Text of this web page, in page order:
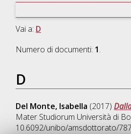
Vai a: D
Numero di documenti: 1.
D
Del Monte, Isabella (2017)
Mater Studiorum Università di
10.6092/unibo/amsdottorato/